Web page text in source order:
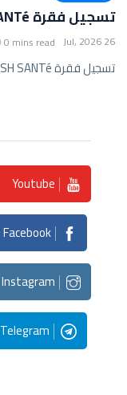
تسجيل فقرة FLASH SANTé مع أمان عيسى
26 Jul, 2026
0 mins read
تسجيل فقرة FLASH SANTé مع أمان عيسى
Youtube
Facebook
Instagram
Telegram